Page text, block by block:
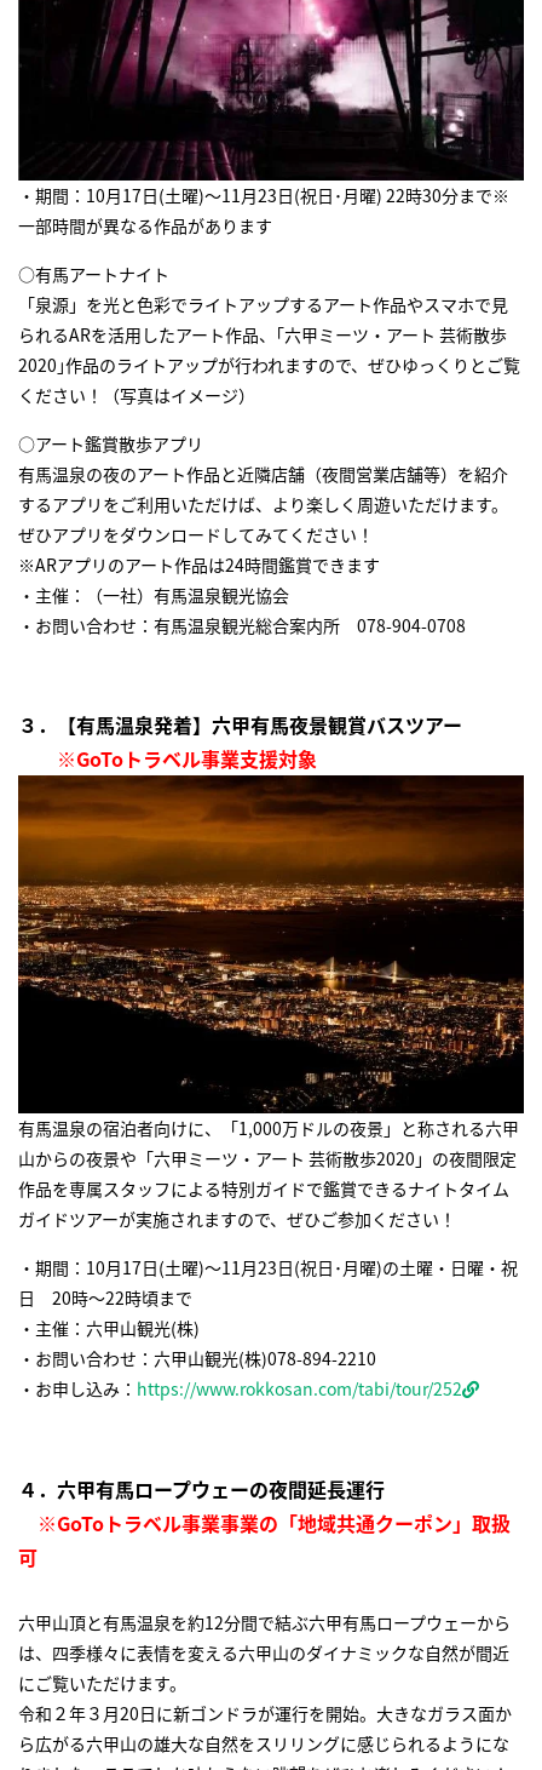
・期間：10月17日(土曜)～11月23日(祝日･月曜) 22時30分まで※
一部時間が異なる作品があります
○有馬アートナイト
「泉源」を光と色彩でライトアップするアート作品やスマホで見
られるARを活用したアート作品、｢六甲ミーツ・アート 芸術散歩
2020｣作品のライトアップが行われますので、ぜひゆっくりとご覧
ください！（写真はイメージ）
○アート鑑賞散歩アプリ
有馬温泉の夜のアート作品と近隣店舗（夜間営業店舗等）を紹介
するアプリをご利用いただけば、より楽しく周遊いただけます。
ぜひアプリをダウンロードしてみてください！
※ARアプリのアート作品は24時間鑑賞できます
・主催：（一社）有馬温泉観光協会
・お問い合わせ：有馬温泉観光総合案内所 078-904-0708
３．【有馬温泉発着】六甲有馬夜景観賞バスツアー
※GoToトラベル事業支援対象
有馬温泉の宿泊者向けに、「1,000万ドルの夜景」と称される六甲
山からの夜景や「六甲ミーツ・アート 芸術散歩2020」の夜間限定
作品を専属スタッフによる特別ガイドで鑑賞できるナイトタイム
ガイドツアーが実施されますので、ぜひご参加ください！
・期間：10月17日(土曜)～11月23日(祝日･月曜)の土曜・日曜・祝
日 20時～22時頃まで
・主催：六甲山観光(株)
・お問い合わせ：六甲山観光(株)078-894-2210
・お申し込み： https://www.rokkosan.com/tabi/tour/252
４．六甲有馬ロープウェーの夜間延長運行
※GoToトラベル事業事業の「地域共通クーポン」取扱
可
六甲山頂と有馬温泉を約12分間で結ぶ六甲有馬ロープウェーから
は、四季様々に表情を変える六甲山のダイナミックな自然が間近
にご覧いただけます。
令和２年３月20日に新ゴンドラが運行を開始。大きなガラス面か
ら広がる六甲山の雄大な自然をスリリングに感じられるようにな